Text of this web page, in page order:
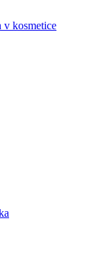
v kosmetice